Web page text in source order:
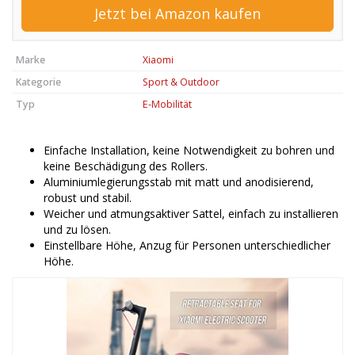
Jetzt bei Amazon kaufen
Marke
Xiaomi
Kategorie
Sport & Outdoor
Typ
E-Mobilität
Einfache Installation, keine Notwendigkeit zu bohren und
keine Beschädigung des Rollers.
Aluminiumlegierungsstab mit matt und anodisierend,
robust und stabil.
Weicher und atmungsaktiver Sattel, einfach zu installieren
und zu lösen.
Einstellbare Höhe, Anzug für Personen unterschiedlicher
Höhe.